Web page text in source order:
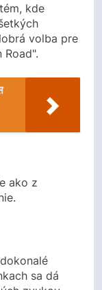
kde
volba pre
ako z
sa dá